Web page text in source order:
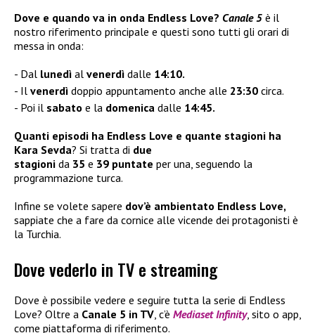
Dove e quando va in onda Endless Love? Canale 5 è il
nostro riferimento principale e questi sono tutti gli orari di
messa in onda:
Dal lunedì al venerdì dalle 14:10.
Il venerdì doppio appuntamento anche alle 23:30 circa.
Poi il sabato e la domenica dalle 14:45.
Quanti episodi ha Endless Love e quante stagioni ha
Kara Sevda? Si tratta di due
stagioni da 35 e 39 puntate per una, seguendo la
programmazione turca.
Infine se volete sapere dov’è ambientato Endless Love,
sappiate che a fare da cornice alle vicende dei protagonisti è
la Turchia.
Dove vederlo in TV e streaming
Dove è possibile vedere e seguire tutta la serie di Endless
Love? Oltre a Canale 5 in TV, c’è Mediaset Infinity, sito o app,
come piattaforma di riferimento.